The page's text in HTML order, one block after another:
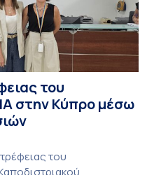
του
στην Κύπρο μέσω
του